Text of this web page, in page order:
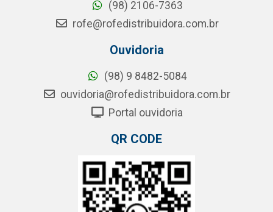
(98) 2106-7363
rofe@rofedistribuidora.com.br
Ouvidoria
(98) 9 8482-5084
ouvidoria@rofedistribuidora.com.br
Portal ouvidoria
QR CODE